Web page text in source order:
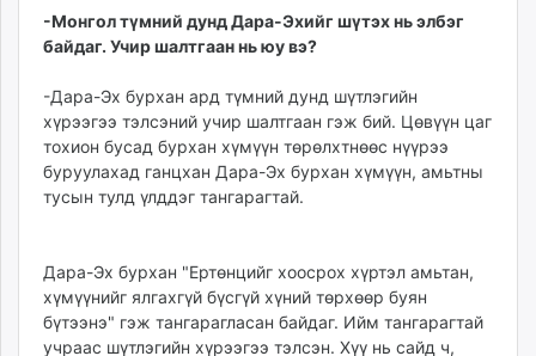
-Монгол түмний дунд Дара-Эхийг шүтэх нь элбэг
байдаг. Учир шалтгаан нь юу вэ?
-Дара-Эх бурхан ард түмний дунд шүтлэгийн
хүрээгээ тэлсэний учир шалтгаан гэж бий. Цөвүүн цаг
тохион бусад бурхан хүмүүн төрөлхтнөөс нүүрээ
буруулахад ганцхан Дара-Эх бурхан хүмүүн, амьтны
тусын тулд үлддэг тангарагтай.
Дара-Эх бурхан "Ертөнцийг хоосрох хүртэл амьтан,
хүмүүнийг ялгахгүй бүсгүй хүний төрхөөр буян
бүтээнэ" гэж тангарагласан байдаг. Ийм тангарагтай
учраас шүтлэгийн хүрээгээ тэлсэн. Хүү нь сайд ч,